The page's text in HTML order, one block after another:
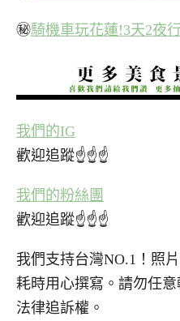
㊙騎機車玩花蓮!3天2夜
我們的IG
歡迎追蹤☝☝☝
我們的粉絲團
歡迎追蹤☝☝☝
我們支持台灣NO.1！照
耗時用心撰寫。請勿任
法律追訴權。